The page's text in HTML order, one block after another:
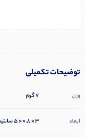
توضیحات تکمیلی
وزن 7 گرم
ابعاد 3 × 0.8 × 5 سانتیمتر